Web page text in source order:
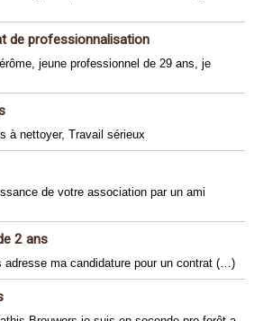
de professionnalisation
jeune professionnel de 29 ans, je
à nettoyer, Travail sérieux
de votre association par un ami
2 ans
adresse ma candidature pour un contrat (…)